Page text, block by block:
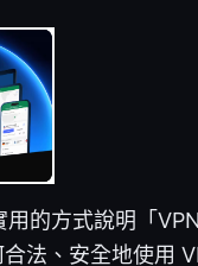
的方式說明「
法、安全地使用